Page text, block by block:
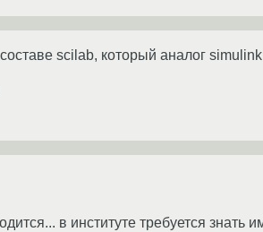
scilab, который аналог
в институте требуется знать